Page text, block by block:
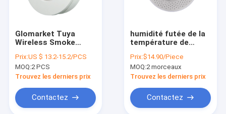
Visite d'usine
nouvelles
Tous les cas
Glomarket Tuya
Wireless Smoke
Sensor Home
Security Alarm
System App Control
Prix:US $ 13.2-15.2/PCS
MOQ:2 PCS
Trouvez les derniers prix
Contactez
humidité futée de la
température de
capteur de CO2 de 5V
1A Tuya
Prix:$14.90/Piece
MOQ:2 morceaux
Trouvez les derniers prix
Contactez